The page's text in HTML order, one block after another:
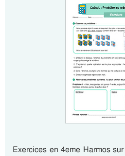
Exercices en 4eme Harmos